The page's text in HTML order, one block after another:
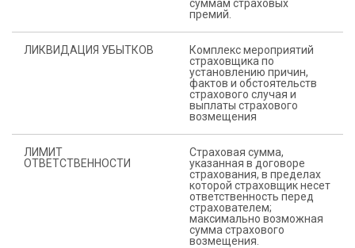
суммам страховых
премий.
ЛИКВИДАЦИЯ УБЫТКОВ
Комплекс мероприятий
страховщика по
установлению причин,
фактов и обстоятельств
страхового случая и
выплаты страхового
возмещения
ЛИМИТ
ОТВЕТСТВЕННОСТИ
Страховая сумма,
указанная в договоре
страхования, в пределах
которой страховщик несет
ответственность перед
страхователем;
максимально возможная
сумма страхового
возмещения.